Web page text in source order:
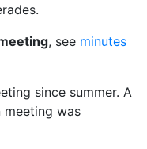
, see minutes
since summer. A
was